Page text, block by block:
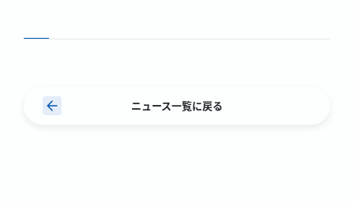
ニュース一覧に戻る